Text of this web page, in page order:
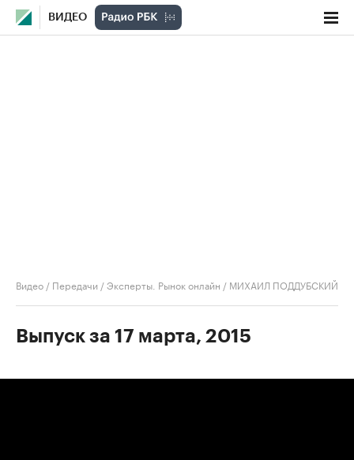
ВИДЕО
Видео / Передачи /Эксперты. Рынок онлайн / МИХАИЛ ПОДДУБСКИЙ
Выпуск за 17 марта, 2015